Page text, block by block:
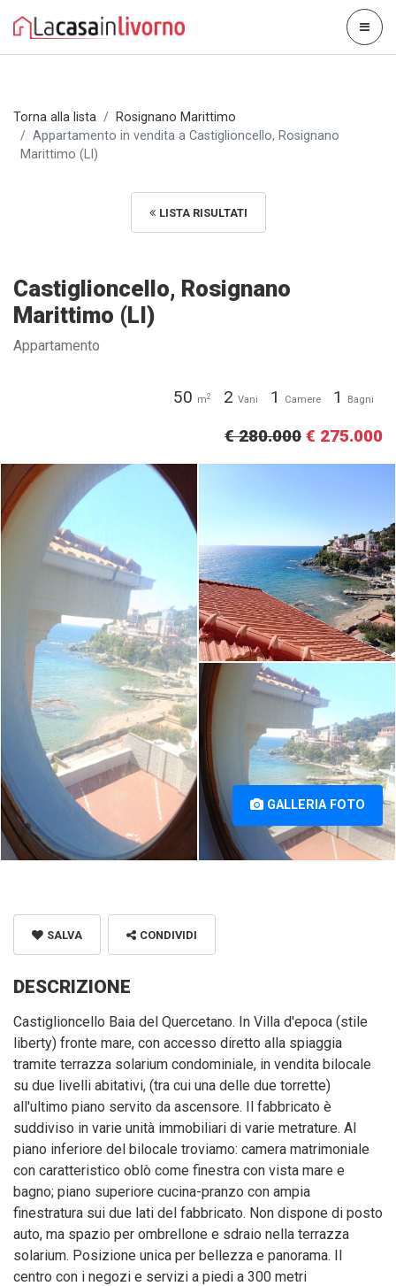
Torna alla lista
Rosignano Marittimo
Appartamento in vendita a Castiglioncello, Rosignano
Marittimo (LI)
LISTA RISULTATI
Castiglioncello, Rosignano
Marittimo (LI)
Appartamento
50 m2 2 Vani 1 Camere 1 Bagni
€ 280.000 € 275.000
Appartamento in vendita a
Castiglioncello, Rosignano
Marittimo (LI) [1/13]
Appartamento in vendita a
Castiglioncello, Rosignano
Marittimo (LI) [3/13]
GALLERIA FOTO
SALVA CONDIVIDI
DESCRIZIONE
Castiglioncello Baia del Quercetano. In Villa d'epoca (stile
liberty) fronte mare, con accesso diretto alla spiaggia
tramite terrazza solarium condominiale, in vendita bilocale
su due livelli abitativi, (tra cui una delle due torrette)
all'ultimo piano servito da ascensore. Il fabbricato è
suddiviso in varie unità immobiliari di varie metrature. Al
piano inferiore del bilocale troviamo: camera matrimoniale
con caratteristico oblò come finestra con vista mare e
bagno; piano superiore cucina-pranzo con ampia
finestratura sui due lati del fabbricato. Non dispone di posto
auto, ma spazio per ombrellone e sdraio nella terrazza
solarium. Posizione unica per bellezza e panorama. Il
centro con i negozi e servizi a piedi a 300 metri